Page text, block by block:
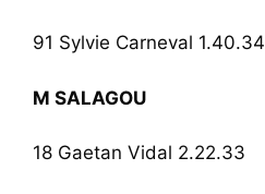
91 Sylvie Carneval 1.40.34
M SALAGOU
18 Gaetan Vidal 2.22.33